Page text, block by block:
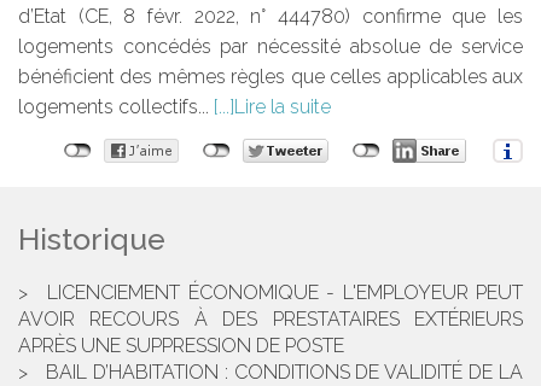
d’Etat (CE, 8 févr. 2022, n° 444780) confirme que les
logements concédés par nécessité absolue de service
bénéficient des mêmes règles que celles applicables aux
logements collectifs...
Lire la suite
Historique
LICENCIEMENT ÉCONOMIQUE - L'EMPLOYEUR PEUT
AVOIR RECOURS À DES PRESTATAIRES EXTÉRIEURS
APRÈS UNE SUPPRESSION DE POSTE
BAIL D’HABITATION : CONDITIONS DE VALIDITÉ DE LA